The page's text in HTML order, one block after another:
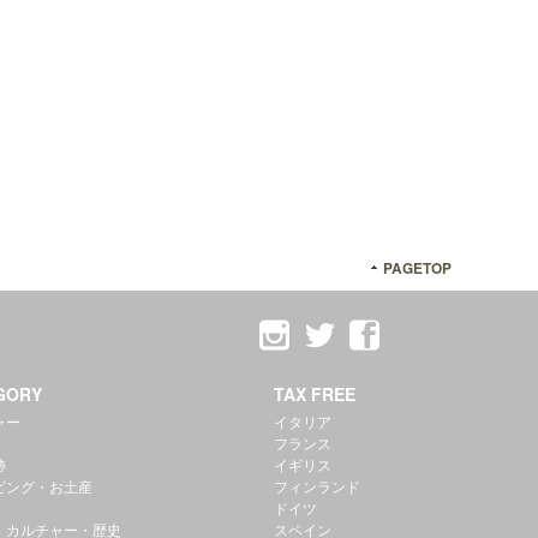
PAGETOP
ー
ング・お土産
カルチャー・歴史
TAX FREE
イタリア
フランス
イギリス
フィンランド
ドイツ
スペイン